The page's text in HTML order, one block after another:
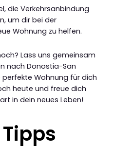
die Verkehrsanbindung
um dir bei der
Wohnung zu helfen.
Lass uns gemeinsam
nach Donostia-San
Wohnung für dich
heute und freue dich
in dein neues Leben!